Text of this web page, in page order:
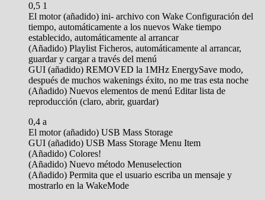
0,5 1
El motor (añadido) ini- archivo con Wake Configuración del
tiempo, automáticamente a los nuevos Wake tiempo
establecido, automáticamente al arrancar
(Añadido) Playlist Ficheros, automáticamente al arrancar,
guardar y cargar a través del menú
GUI (añadido) REMOVED la 1MHz EnergySave modo,
después de muchos wakenings éxito, no me tras esta noche
(Añadido) Nuevos elementos de menú Editar lista de
reproducción (claro, abrir, guardar)
0,4 a
El motor (añadido) USB Mass Storage
GUI (añadido) USB Mass Storage Menu Item
(Añadido) Colores!
(Añadido) Nuevo método Menuselection
(Añadido) Permita que el usuario escriba un mensaje y
mostrarlo en la WakeMode